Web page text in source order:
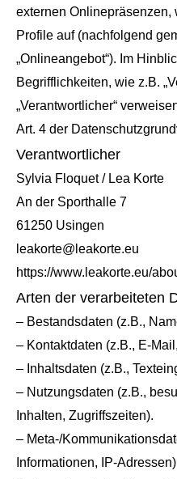
externen Onlinepräsenzen,
Profile auf (nachfolgend
„Onlineangebot“). Im
Begrifflichkeiten, wie z.B.
„Verantwortlicher“
Art. 4 der
Verantwortlicher
Sylvia Floquet / Lea Korte
An der Sporthalle 7
61250 Usingen
leakorte@leakorte.eu
https://www.leakorte.eu/
Arten der verarbeiteten
– Bestandsdaten (z.B.,
– Kontaktdaten (z.B., E-
– Inhaltsdaten (z.B.,
– Nutzungsdaten (z.B.,
Inhalten, Zugriffszeiten).
– Meta-/
Informationen, IP-